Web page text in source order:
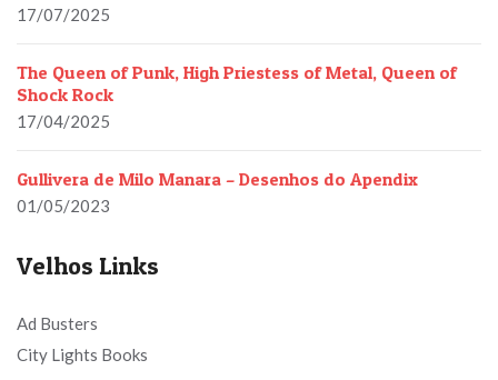
17/07/2025
The Queen of Punk, High Priestess of Metal, Queen of
Shock Rock
17/04/2025
Gullivera de Milo Manara – Desenhos do Apendix
01/05/2023
Velhos Links
Ad Busters
City Lights Books